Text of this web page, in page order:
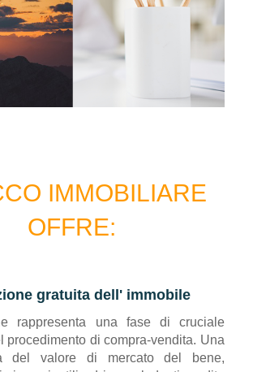
IMMOBILIARE
OFFRE:
gratuita dell' immobile
rappresenta una fase di cruciale
procedimento di compra-vendita. Una
del valore di mercato del bene,